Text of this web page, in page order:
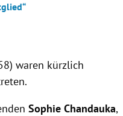
waren kürzlich
Sophie Chandauka,